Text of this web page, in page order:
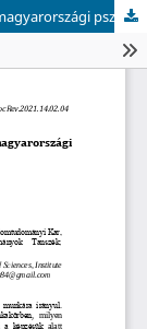
Szociális munkások jelenlegi helye, szerepe a magyarországi pszichoterápiás osztályokon